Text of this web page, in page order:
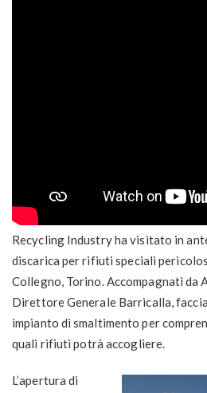
Recycling Industry ha visitato in
discarica per rifiuti speciali
Collegno, Torino. Accompagnati da
Direttore Generale Barricalla,
impianto di smaltimento per
quali rifiuti potrà accogliere.
L’apertura di